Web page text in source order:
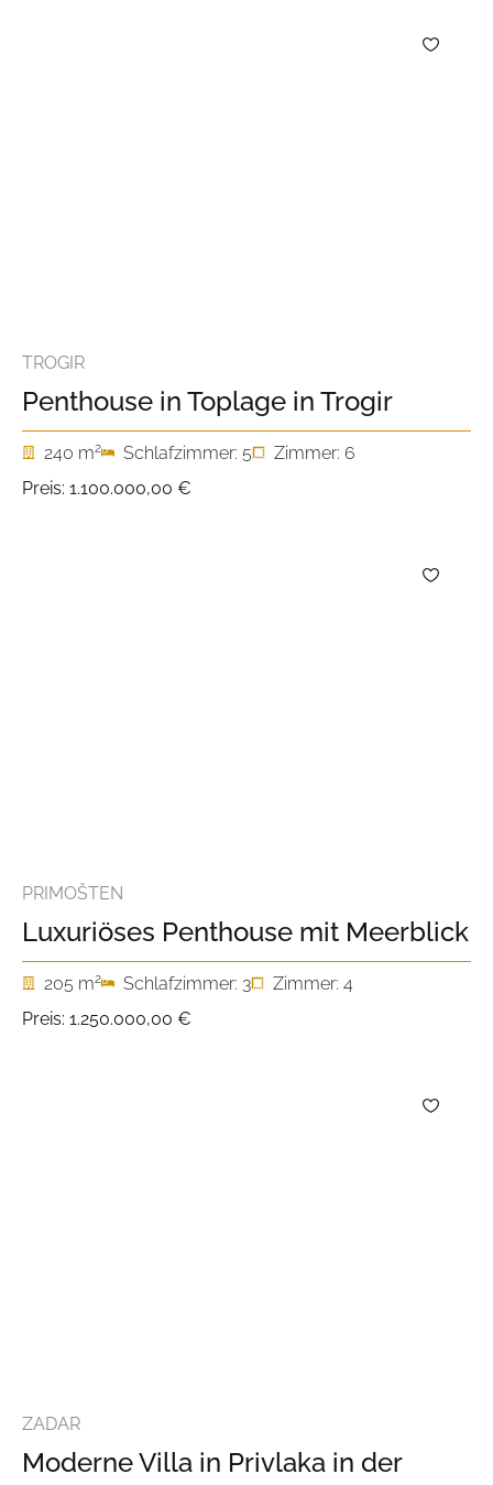
TROGIR
Penthouse in Toplage in Trogir
240 m2 Schlafzimmer: 5
Zimmer: 6
Preis: 1.100.000,00 €
PRIMOŠTEN
Luxuriöses Penthouse mit Meerblick
205 m2 Schlafzimmer: 3
Zimmer: 4
Preis: 1.250.000,00 €
ZADAR
Moderne Villa in Privlaka in der